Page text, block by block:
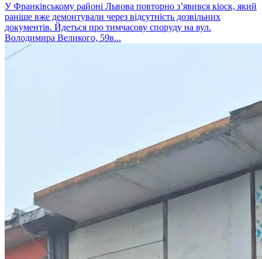
У Франківському районі Львова повторно з’явився кіоск, який
раніше вже демонтували через відсутність дозвільних
документів. Йдеться про тимчасову споруду на вул.
Володимира Великого, 59в...